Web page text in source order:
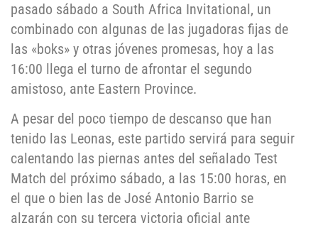
pasado sábado a South Africa Invitational, un
combinado con algunas de las jugadoras fijas de
las «boks» y otras jóvenes promesas, hoy a las
16:00 llega el turno de afrontar el segundo
amistoso, ante Eastern Province.
A pesar del poco tiempo de descanso que han
tenido las Leonas, este partido servirá para seguir
calentando las piernas antes del señalado Test
Match del próximo sábado, a las 15:00 horas, en
el que o bien las de José Antonio Barrio se
alzarán con su tercera victoria oficial ante